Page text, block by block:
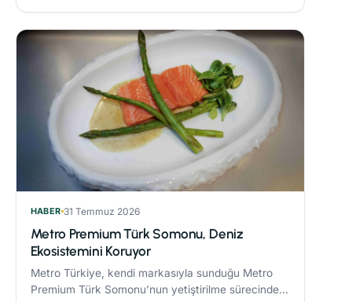
HABER 31 Temmuz 2026
Metro Premium Türk Somonu, Deniz
Ekosistemini Koruyor
Metro Türkiye, kendi markasıyla sunduğu Metro
Premium Türk Somonu’nun yetiştirilme sürecinde